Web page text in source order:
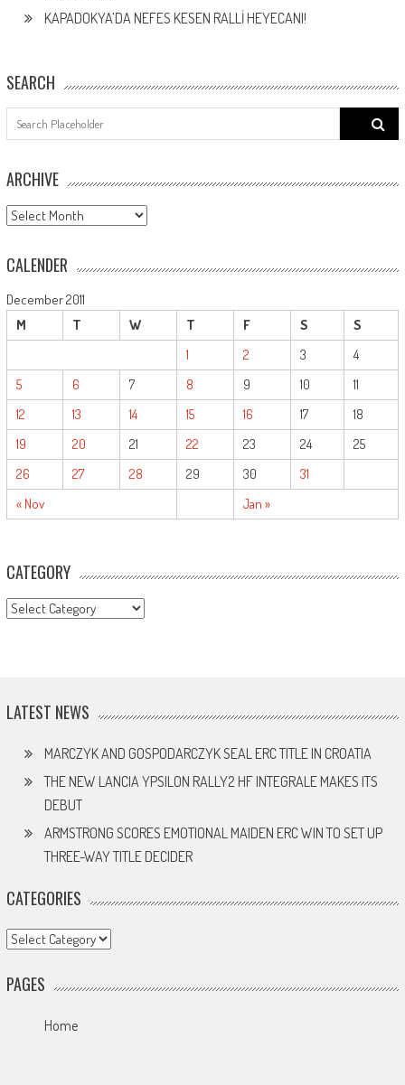
KAPADOKYA’DA NEFES KESEN RALLİ HEYECANI!
SEARCH
Search
for:
ARCHIVE
ARCHIVE
CALENDER
December 2011
M
T W T F S S
« Nov Jan »
1 2 3
4
5
6 7 8 9 10
11
12
13 14 15 16 17
18
19
20 21 22 23 24
25
26
27 28 29 30 31
CATEGORY
CATEGORY
LATEST NEWS
MARCZYK AND GOSPODARCZYK SEAL ERC TITLE IN CROATIA
THE NEW LANCIA YPSILON RALLY2 HF INTEGRALE MAKES ITS
DEBUT
ARMSTRONG SCORES EMOTIONAL MAIDEN ERC WIN TO SET UP
THREE-WAY TITLE DECIDER
CATEGORIES
Categories
PAGES
Home